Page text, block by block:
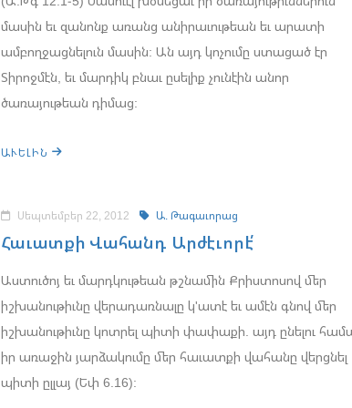
մասին եւ զանոնք առանց անիրաւութեան եւ արատի
ամբողջացնելուն մասին: Ան այդ կոչումը ստացած էր
Տիրոջմէն, եւ մարդիկ բնաւ ըսելիք չունէին անոր
ծառայութեան դիմաց:
ԱՒԵԼԻՆ
Սեպտեմբեր 22, 2012 Ա. Թագաւորաց
Հաւատքի Վահանդ Արժէւորէ՛
Աստուծոյ եւ մարդկութեան թշնամին Քրիստոսով մեր
իշխանութիւնը վերադառնալը կ'ատէ եւ ամէն գնով մեր
իշխանութիւնը կոտրել պիտի փափաքի. այդ ընելու
իր առաջին յարձակումը մեր հաւատքի վահանը վերցնել
պիտի ըլլայ (Եփ 6.16):